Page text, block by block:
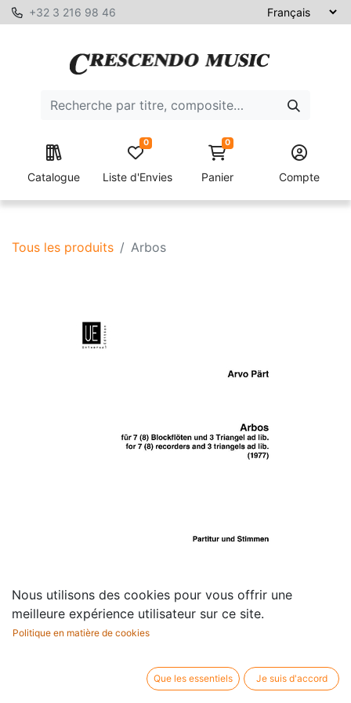
+32 3 216 98 46
Catalogue Liste d'Envies
0 0
Panier Compte
Tous les produits Arbos
Nous utilisons des cookies pour vous offrir une
meilleure expérience utilisateur sur ce site.
Politique en matière de cookies
Que les essentiels Je suis d'accord